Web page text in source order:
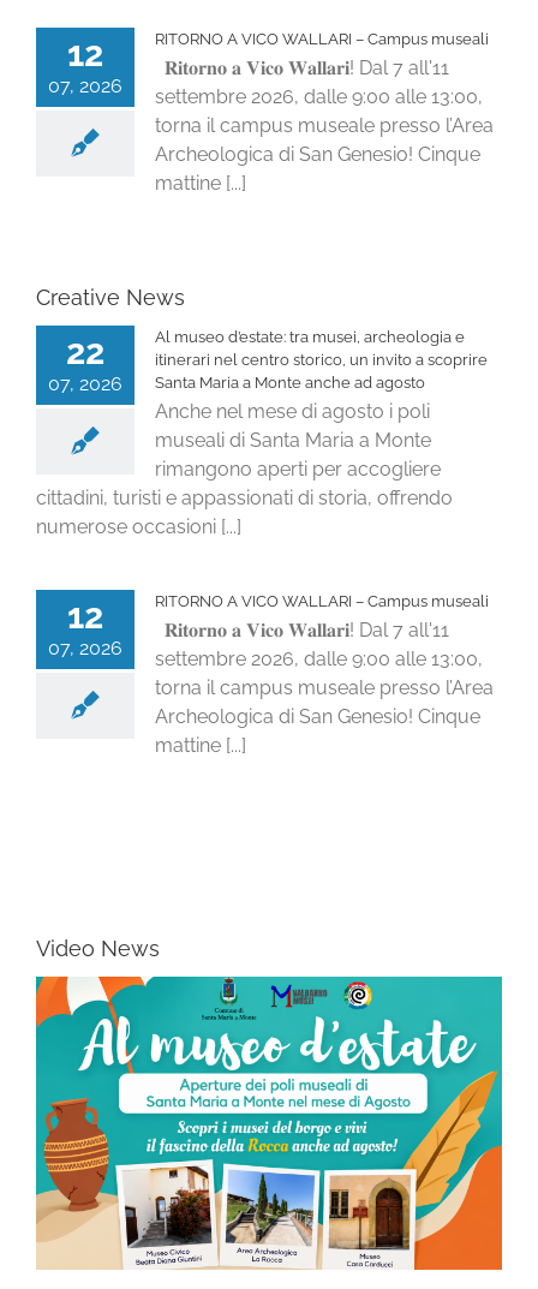
12
07, 2026
RITORNO A VICO WALLARI – Campus museali
𝐑𝐢𝐭𝐨𝐫𝐧𝐨 𝐚 𝐕𝐢𝐜𝐨 𝐖𝐚𝐥𝐥𝐚𝐫𝐢! Dal 7 all'11
settembre 2026, dalle 9:00 alle 13:00,
torna il campus museale presso l’Area
Archeologica di San Genesio! Cinque
mattine [...]
Creative News
22
07, 2026
Al museo d’estate: tra musei, archeologia e
itinerari nel centro storico, un invito a scoprire
Santa Maria a Monte anche ad agosto
Anche nel mese di agosto i poli
museali di Santa Maria a Monte
rimangono aperti per accogliere
cittadini, turisti e appassionati di storia, offrendo
numerose occasioni [...]
12
07, 2026
RITORNO A VICO WALLARI – Campus museali
𝐑𝐢𝐭𝐨𝐫𝐧𝐨 𝐚 𝐕𝐢𝐜𝐨 𝐖𝐚𝐥𝐥𝐚𝐫𝐢! Dal 7 all'11
settembre 2026, dalle 9:00 alle 13:00,
torna il campus museale presso l’Area
Archeologica di San Genesio! Cinque
mattine [...]
Video News